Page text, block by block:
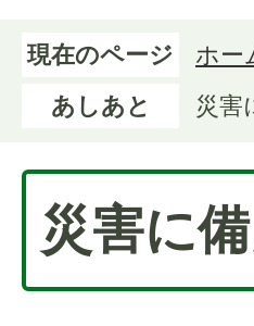
現在のページ ホー
あしあと
災害
災害に